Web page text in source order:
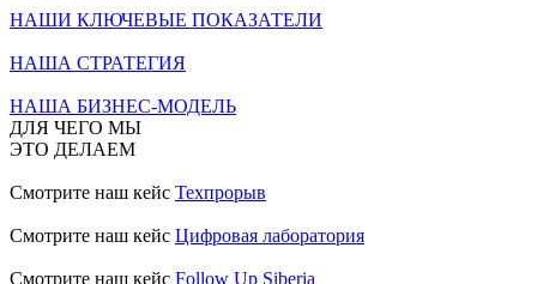
НАШИ КЛЮЧЕВЫЕ ПОКАЗАТЕЛИ
НАША СТРАТЕГИЯ
НАША БИЗНЕС-МОДЕЛЬ
ДЛЯ ЧЕГО МЫ
ЭТО ДЕЛАЕМ
Смотрите наш кейс Техпрорыв
Смотрите наш кейс Цифровая лаборатория
Смотрите наш кейс Follow Up Siberia